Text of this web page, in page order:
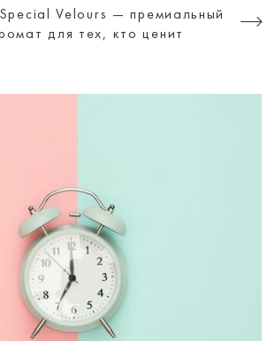
Velours — премиальный
для тех, кто ценит